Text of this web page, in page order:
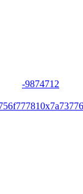
-9874712